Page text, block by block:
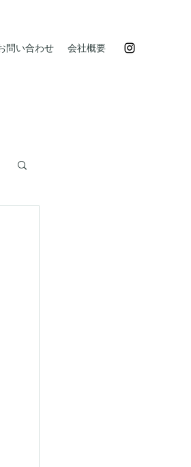
問い合わせ 会社概要